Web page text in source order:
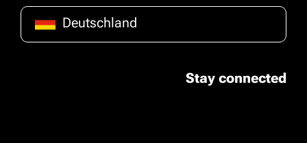
Deutschland
Stay connected